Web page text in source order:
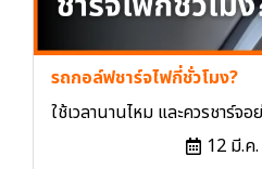
รถกอล์ฟชาร์จไฟกี่ชั่วโมง?
ใช้เวลานานไหม และควรชาร์จ
12 มี.ค